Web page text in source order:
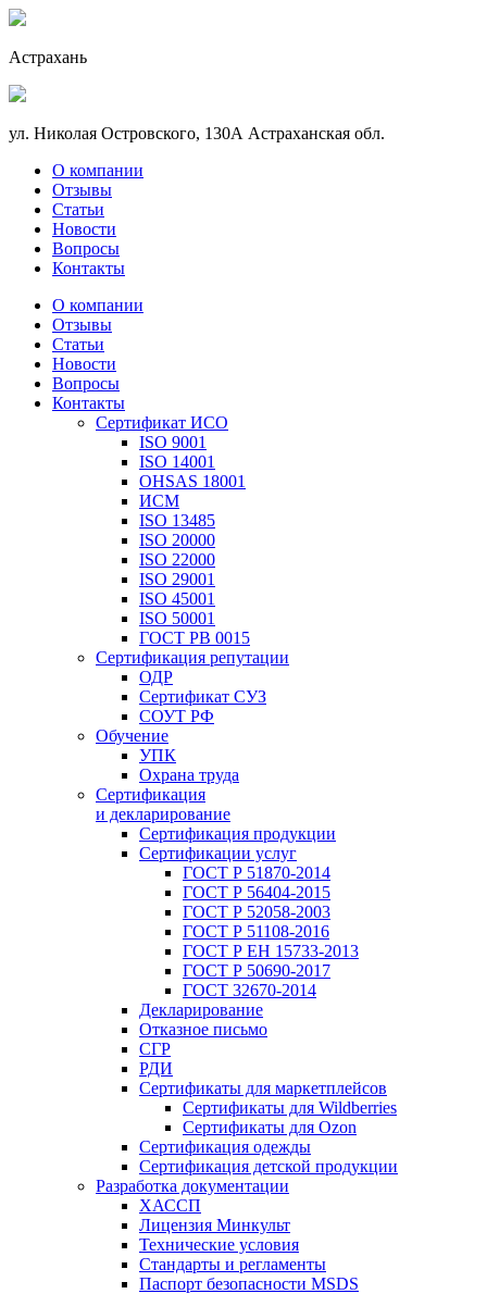
Астрахань
ул. Николая Островского, 130А Астраханская обл.
О компании
Отзывы
Статьи
Новости
Вопросы
Контакты
О компании
Отзывы
Статьи
Новости
Вопросы
Контакты
Сертификат ИСО
ISO 9001
ISO 14001
OHSAS 18001
ИСМ
ISO 13485
ISO 20000
ISO 22000
ISO 29001
ISO 45001
ISO 50001
ГОСТ РВ 0015
Сертификация репутации
ОДР
Сертификат СУЗ
СОУТ РФ
Обучение
УПК
Охрана труда
Сертификация
и декларирование
Сертификация продукции
Сертификации услуг
ГОСТ Р 51870-2014
ГОСТ Р 56404-2015
ГОСТ Р 52058-2003
ГОСТ Р 51108-2016
ГОСТ Р ЕН 15733-2013
ГОСТ Р 50690-2017
ГОСТ 32670-2014
Декларирование
Отказное письмо
СГР
РДИ
Сертификаты для маркетплейсов
Сертификаты для Wildberries
Сертификаты для Ozon
Сертификация одежды
Сертификация детской продукции
Разработка документации
ХАССП
Лицензия Минкульт
Технические условия
Стандарты и регламенты
Паспорт безопасности MSDS